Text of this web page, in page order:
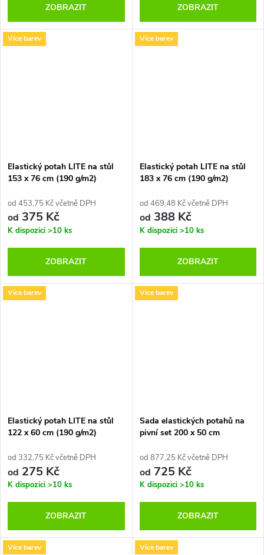
ZOBRAZIT ZOBRAZIT
Více barev
Elastický potah LITE na stůl
153 x 76 cm (190 g/m2)
od 453,75 Kč včetně DPH
od 375 Kč
K dispozici >10 ks
ZOBRAZIT
Více barev
Elastický potah LITE na stůl
183 x 76 cm (190 g/m2)
od 469,48 Kč včetně DPH
od 388 Kč
K dispozici >10 ks
ZOBRAZIT
Více barev
Elastický potah LITE na stůl
122 x 60 cm (190 g/m2)
od 332,75 Kč včetně DPH
od 275 Kč
K dispozici >10 ks
ZOBRAZIT
Více barev
Sada elastických potahů na
pivní set 200 x 50 cm
od 877,25 Kč včetně DPH
od 725 Kč
K dispozici >10 ks
ZOBRAZIT
Více barev Více barev